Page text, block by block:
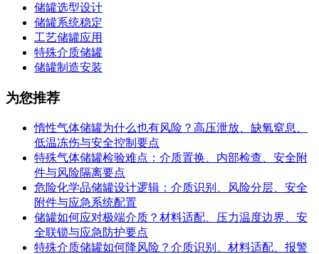
储罐选型设计
储罐系统稳定
工艺储罐应用
特殊介质储罐
储罐制造安装
为您推荐
惰性气体储罐为什么也有风险？高压泄放、缺氧窒息、
低温冻伤与安全控制要点
特殊气体储罐检验难点：介质置换、内部检查、安全附
件与风险隔离要点
危险化学品储罐设计逻辑：介质识别、风险分层、安全
附件与应急系统配置
储罐如何应对极端介质？材料适配、压力温度边界、安
全联锁与应急防护要点
特殊介质储罐如何降风险？介质识别、材料适配、报警